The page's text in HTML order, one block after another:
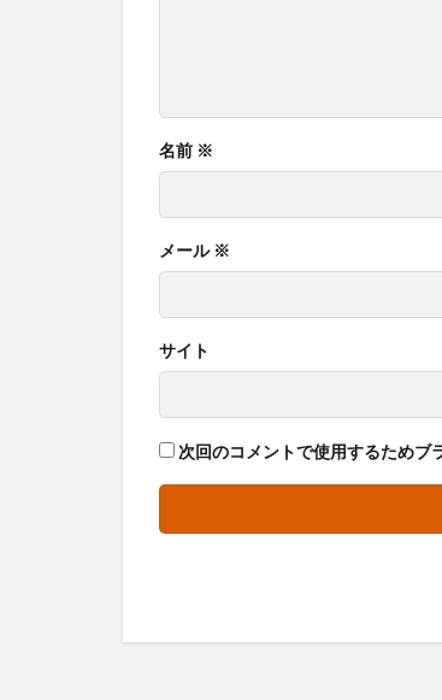
名前 ※
メール ※
サイト
次回のコメントで使用するためブ